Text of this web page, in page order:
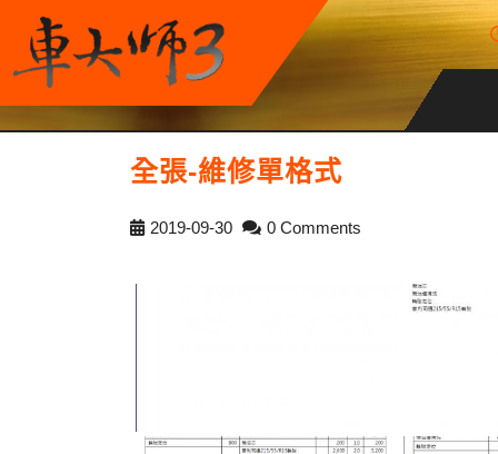
全張-維修單格式
2019-09-30 0 Comments